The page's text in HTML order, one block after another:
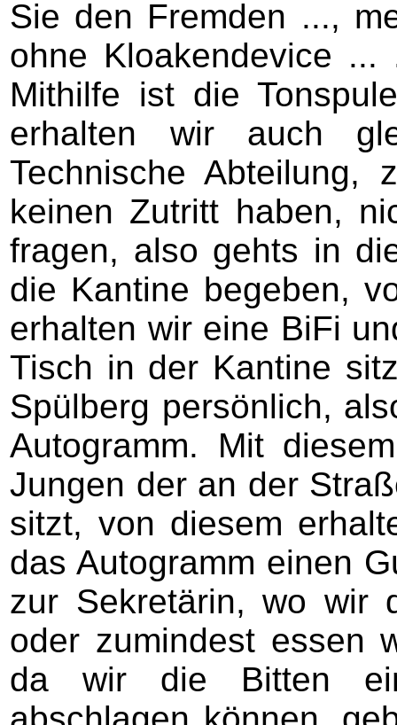
Sie den Fremden ...,
ohne Kloakendevice
Mithilfe ist die
erhalten wir auch
Technische
keinen Zutritt haben,
fragen, also gehts in
die Kantine begeben,
erhalten wir eine BiFi
Tisch in der Kantine
Spülberg persönlich,
Autogramm. Mit
Jungen der an der
sitzt, von diesem
das Autogramm einen
zur Sekretärin, wo wir
oder zumindest essen
da wir die Bitten